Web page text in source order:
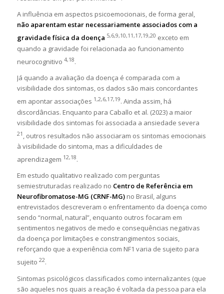
A influência em aspectos psicoemocionais, de forma geral,
não aparentam estar necessariamente associados com a
gravidade física da doença 5,6,9,10,11,17,19,20 exceto em
quando a gravidade foi relacionada ao funcionamento
neurocognitivo 4,18.
Já quando a avaliação da doença é comparada com a
visibilidade dos sintomas, os dados são mais concordantes
em apontar associações 1,2,6,17,19. Ainda assim, há
discordâncias. Enquanto para Caballo et al. (2023) a maior
visibilidade dos sintomas foi associada a ansiedade severa
21 , outros resultados não associaram os sintomas emocionais
à visibilidade do sintoma, mas a dificuldades de
aprendizagem 12,18.
Em estudo qualitativo realizado com perguntas
semiestruturadas realizado no Centro de Referência em
Neurofibromatose-MG (CRNF-MG)no Brasil, alguns
entrevistados descreveram o enfrentamento da doença como
sendo “normal, natural”, enquanto outros focaram em
sentimentos negativos de medo e consequências negativas
da doença por limitações e constrangimentos sociais,
reforçando que a experiência com NF1 varia de sujeito para
sujeito 22.
Sintomas psicológicos classificados como internalizantes (que
são aqueles nos quais a reação é voltada da pessoa para ela